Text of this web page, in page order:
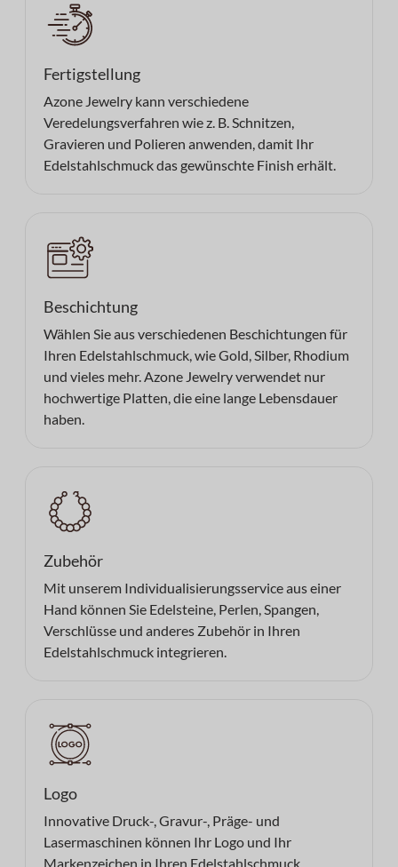
Fertigstellung
Azone Jewelry kann verschiedene
Veredelungsverfahren wie z. B. Schnitzen,
Gravieren und Polieren anwenden, damit Ihr
Edelstahlschmuck das gewünschte Finish erhält.
Beschichtung
Wählen Sie aus verschiedenen Beschichtungen für
Ihren Edelstahlschmuck, wie Gold, Silber, Rhodium
und vieles mehr. Azone Jewelry verwendet nur
hochwertige Platten, die eine lange Lebensdauer
haben.
Zubehör
Mit unserem Individualisierungsservice aus einer
Hand können Sie Edelsteine, Perlen, Spangen,
Verschlüsse und anderes Zubehör in Ihren
Edelstahlschmuck integrieren.
Logo
Innovative Druck-, Gravur-, Präge- und
Lasermaschinen können Ihr Logo und Ihr
Markenzeichen in Ihren Edelstahlschmuck